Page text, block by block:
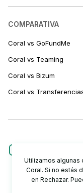
COMPARATIVA
Coral vs GoFundMe
Coral vs Teaming
Coral vs Bizum
Coral vs
Utilizamos
Coral. Si no estás
en Rechazar.